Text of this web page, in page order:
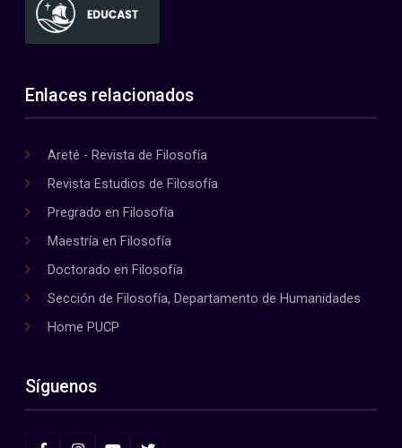
Enlaces relacionados
Areté - Revista de Filosofía
Revista Estudios de Filosofía
Pregrado en Filosofía
Maestría en Filosofía
Doctorado en Filosofía
Sección de Filosofía, Departamento de Humanidades
Home PUCP
Síguenos